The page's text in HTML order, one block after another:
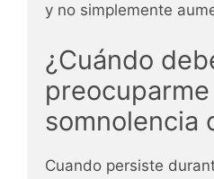
y no simplemente
¿Cuándo
somnolencia
Cuando persiste